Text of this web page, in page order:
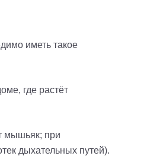
иметь такое
где растёт
мышьяк; при
дыхательных путей).